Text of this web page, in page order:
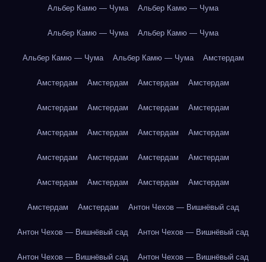
Альбер Камю — Чума Альбер Камю — Чума
Альбер Камю — Чума Альбер Камю — Чума
Альбер Камю — Чума Альбер Камю — Чума Амстердам
Амстердам Амстердам Амстердам Амстердам
Амстердам Амстердам Амстердам Амстердам
Амстердам Амстердам Амстердам Амстердам
Амстердам Амстердам Амстердам Амстердам
Амстердам Амстердам Амстердам Амстердам
Амстердам Амстердам Антон Чехов — Вишнёвый сад
Антон Чехов — Вишнёвый сад Антон Чехов — Вишнёвый сад
Антон Чехов — Вишнёвый сад Антон Чехов — Вишнёвый сад